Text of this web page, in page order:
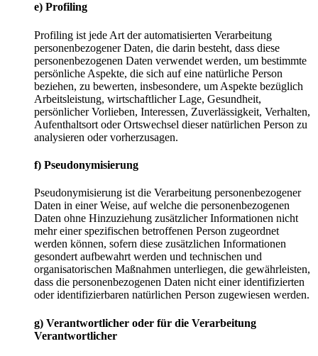
e) Profiling
Profiling ist jede Art der automatisierten Verarbeitung
personenbezogener Daten, die darin besteht, dass diese
personenbezogenen Daten verwendet werden, um bestimmte
persönliche Aspekte, die sich auf eine natürliche Person
beziehen, zu bewerten, insbesondere, um Aspekte bezüglich
Arbeitsleistung, wirtschaftlicher Lage, Gesundheit,
persönlicher Vorlieben, Interessen, Zuverlässigkeit, Verhalten,
Aufenthaltsort oder Ortswechsel dieser natürlichen Person zu
analysieren oder vorherzusagen.
f) Pseudonymisierung
Pseudonymisierung ist die Verarbeitung personenbezogener
Daten in einer Weise, auf welche die personenbezogenen
Daten ohne Hinzuziehung zusätzlicher Informationen nicht
mehr einer spezifischen betroffenen Person zugeordnet
werden können, sofern diese zusätzlichen Informationen
gesondert aufbewahrt werden und technischen und
organisatorischen Maßnahmen unterliegen, die gewährleisten,
dass die personenbezogenen Daten nicht einer identifizierten
oder identifizierbaren natürlichen Person zugewiesen werden.
g) Verantwortlicher oder für die Verarbeitung
Verantwortlicher